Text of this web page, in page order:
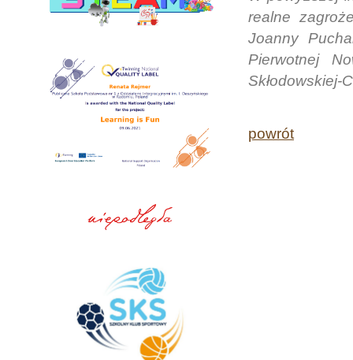
realne
Joanny
Pierwotnej
Skłodowskiej-
powrót